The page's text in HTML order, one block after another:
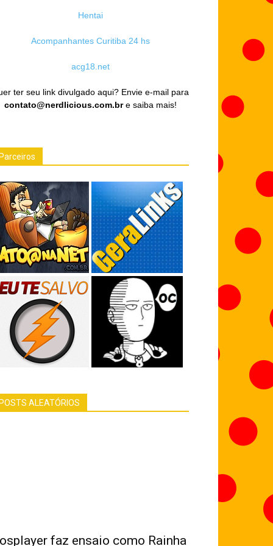
Hentai
Acompanhantes Curitiba 24 hs
acg18.net
ter seu link divulgado aqui? Envie e-mail para
contato@nerdlicious.com.bre saiba mais!
ALEATÓRIOS
faz ensaio como Rainha